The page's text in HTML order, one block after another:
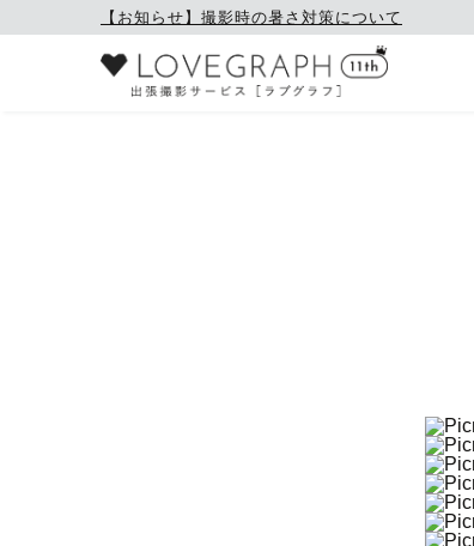
【お知らせ】撮影時の暑さ対策について